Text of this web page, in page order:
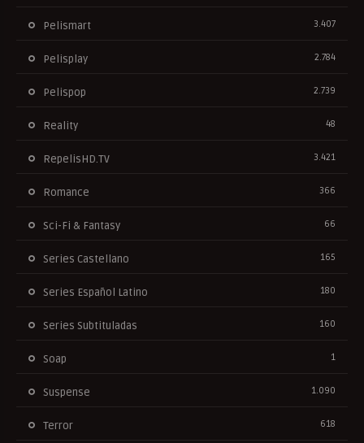
Pelismart 3.407
Pelisplay 2.784
Pelispop 2.739
Reality 48
RepelisHD.TV 3.421
Romance 366
Sci-Fi & Fantasy 66
Series Castellano 165
Series Español Latino 180
Series Subtituladas 160
Soap 1
Suspense 1.090
Terror 618